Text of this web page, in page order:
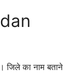
जिले का नाम बताने